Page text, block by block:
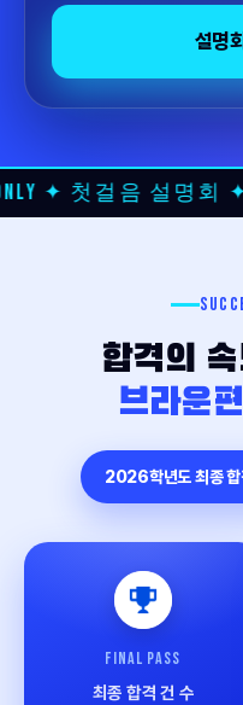
설명
음 설명회 ✦
합격의
브라운
2026학년도 최종 합
FINAL PASS
최종 합격 건 수